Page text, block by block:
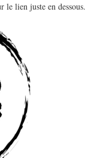
le lien juste en dessous.